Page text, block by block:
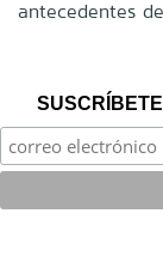
antecedentes